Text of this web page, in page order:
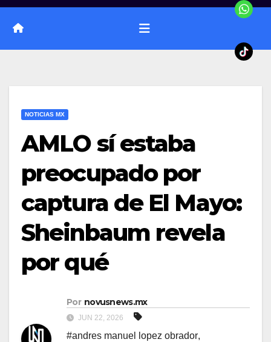
NOTICIAS MX
AMLO sí estaba
preocupado por
captura de El Mayo:
Sheinbaum revela
por qué
Por novusnews.mx
JUN 22, 2026
#andres manuel lopez obrador,